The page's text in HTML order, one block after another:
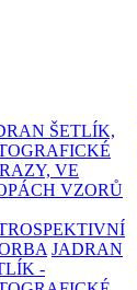
ŠETLÍK,
VE
VZORŮ
JADRAN
-